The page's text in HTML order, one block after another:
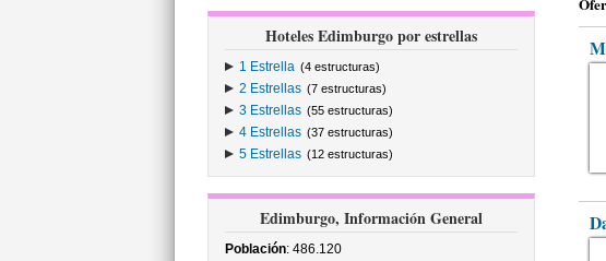
Hoteles Edimburgo por estrellas
1 Estrella (4 estructuras)
2 Estrellas (7 estructuras)
3 Estrellas (55 estructuras)
4 Estrellas (37 estructuras)
5 Estrellas (12 estructuras)
Edimburgo, Información General
Población: 486.120